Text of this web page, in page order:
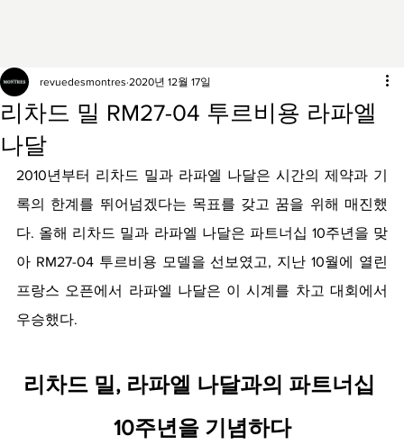
리차드 밀 RM27-04 투르비용 라파엘
나달
revuedesmontres 2020년 12월 17일
2010년부터 리차드 밀과 라파엘 나달은 시간의 제약과 기
록의 한계를 뛰어넘겠다는 목표를 갖고 꿈을 위해 매진했
다. 올해 리차드 밀과 라파엘 나달은 파트너십 10주년을 맞
아 RM27-04 투르비용 모델을 선보였고, 지난 10월에 열린
프랑스 오픈에서 라파엘 나달은 이 시계를 차고 대회에서
우승했다.
리차드 밀, 라파엘 나달과의 파트너십
10주년을 기념하다